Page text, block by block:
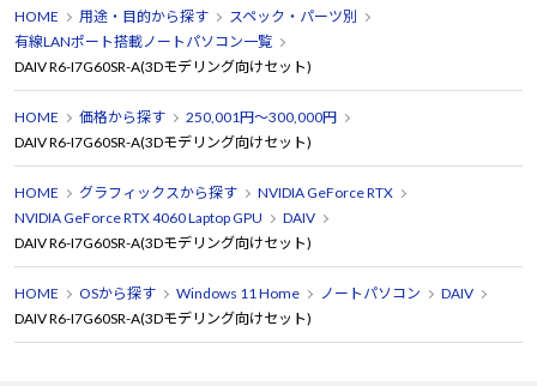
HOME 用途・目的から探す
スペック・パーツ別
有線LANポート搭載ノートパソコン一覧
DAIV R6-I7G60SR-A(3Dモデリング向けセット)
HOME 価格から探す
250,001円～300,000円
DAIV R6-I7G60SR-A(3Dモデリング向けセット)
HOME グラフィックスから探す
NVIDIA GeForce RTX
NVIDIA GeForce RTX 4060 Laptop GPU
DAIV
DAIV R6-I7G60SR-A(3Dモデリング向けセット)
HOME OSから探す Windows 11 Home ノートパソコン
DAIV
DAIV R6-I7G60SR-A(3Dモデリング向けセット)